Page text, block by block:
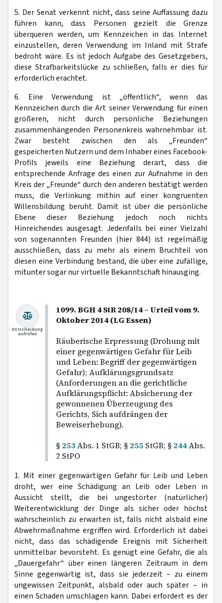
5. Der Senat verkennt nicht, dass seine Auffassung dazu
führen kann, dass Personen gezielt die Grenze
überqueren werden, um Kennzeichen in das Internet
einzustellen, deren Verwendung im Inland mit Strafe
bedroht wäre. Es ist jedoch Aufgabe des Gesetzgebers,
diese Strafbarkeitslücke zu schließen, falls er dies für
erforderlich erachtet.
6. Eine Verwendung ist „öffentlich“, wenn das
Kennzeichen durch die Art seiner Verwendung für einen
größeren, nicht durch persönliche Beziehungen
zusammenhängenden Personenkreis wahrnehmbar ist.
Zwar besteht zwischen den als „Freunden“
gespeicherten Nutzern und dem Inhaber eines Facebook-
Profils jeweils eine Beziehung derart, dass die
entsprechende Anfrage des einen zur Aufnahme in den
Kreis der „Freunde“ durch den anderen bestätigt werden
muss, die Verlinkung mithin auf einer kongruenten
Willensbildung beruht. Damit ist über die persönliche
Ebene dieser Beziehung jedoch noch nichts
Hinreichendes ausgesagt. Jedenfalls bei einer Vielzahl
von sogenannten Freunden (hier 844) ist regelmäßig
ausschließen, dass zu mehr als einem Bruchteil von
diesen eine Verbindung bestand, die über eine zufällige,
mitunter sogar nur virtuelle Bekanntschaft hinausging.
1099. BGH 4 StR 208/14 – Urteil vom 9.
Oktober 2014 (LG Essen)
Räuberische Erpressung (Drohung mit
einer gegenwärtigen Gefahr für Leib
und Leben: Begriff der gegenwärtigen
Gefahr); Aufklärungsgrundsatz
(Anforderungen an die gerichtliche
Aufklärungspflicht: Absicherung der
gewonnenen Überzeugung des
Gerichts, Sich aufdrängen der
Beweiserhebung).
§ 253Abs. 1 StGB; § 255 StGB; § 244Abs.
2 StPO
Entscheidung
aufrufen
1. Mit einer gegenwärtigen Gefahr für Leib und Leben
droht, wer eine Schädigung an Leib oder Leben in
Aussicht stellt, die bei ungestörter (natürlicher)
Weiterentwicklung der Dinge als sicher oder höchst
wahrscheinlich zu erwarten ist, falls nicht alsbald eine
Abwehrmaßnahme ergriffen wird. Erforderlich ist dabei
nicht, dass das schädigende Ereignis mit Sicherheit
unmittelbar bevorsteht. Es genügt eine Gefahr, die als
„Dauergefahr“ über einen längeren Zeitraum in dem
Sinne gegenwärtig ist, dass sie jederzeit – zu einem
ungewissen Zeitpunkt, alsbald oder auch später – in
einen Schaden umschlagen kann. Dabei erfordert es der